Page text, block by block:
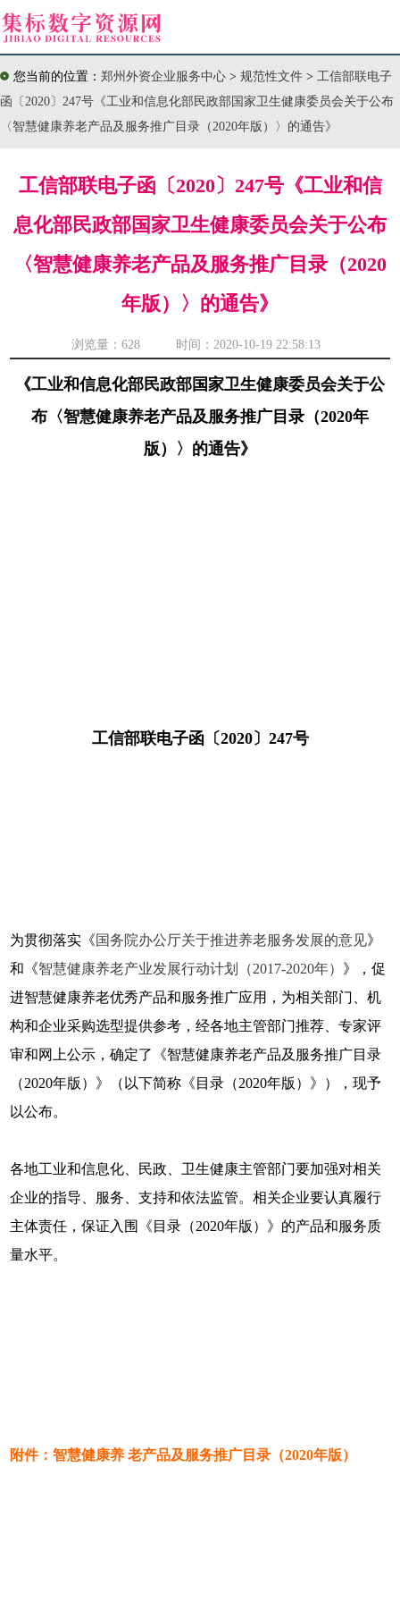
您当前的位置： 郑州外资企业服务中心 > 规范性文件 > 工信部联电子
函〔2020〕247号《工业和信息化部民政部国家卫生健康委员会关于公布
〈智慧健康养老产品及服务推广目录（2020年版）〉的通告》
工信部联电子函〔2020〕247号《工业和信
息化部民政部国家卫生健康委员会关于公布
〈智慧健康养老产品及服务推广目录（2020
年版）〉的通告》
浏览量： 628 时间：2020-10-19 22:58:13
《工业和信息化部民政部国家卫生健康委员会关于公
布〈智慧健康养老产品及服务推广目录（2020年
版）〉的通告》
工信部联电子函〔2020〕247号
为贯彻落实《国务院办公厅关于推进养老服务发展的意见》
和《智慧健康养老产业发展行动计划（2017-2020年） 》，促
进智慧健康养老优秀产品和服务推广应用，为相关部门、机
构和企业采购选型提供参考，经各地主管部门推荐、专家评
审和网上公示，确定了《智慧健康养老产品及服务推广目录
（2020年版）》（以下简称《目录（2020年版）》），现予
以公布。
各地工业和信息化、民政、卫生健康主管部门要加强对相关
企业的指导、服务、支持和依法监管。相关企业要认真履行
主体责任，保证入围《目录（2020年版）》的产品和服务质
量水平。
附件：智慧健康养 老产品及服务推广目录（2020年版）